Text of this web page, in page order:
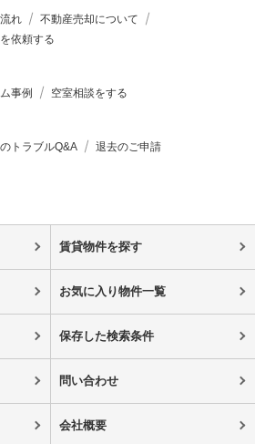
れ
不動産売却について
依頼する
事例 空室相談をする
トラブルQ&A 退去のご申請
賃貸物件を探す
お気に入り物件一覧
保存した検索条件
問い合わせ
会社概要